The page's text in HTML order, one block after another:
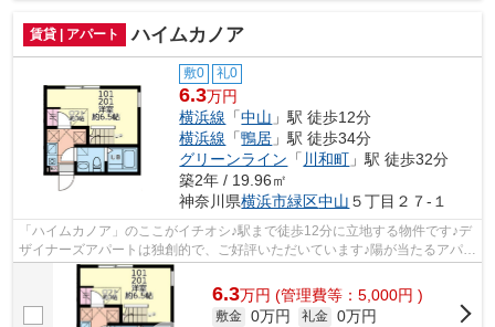
賃貸 | アパート ハイムカノア
敷0 礼0
6.3万円
横浜線 「中山 」駅 徒歩12分
横浜線 「鴨居 」駅 徒歩34分
グリーンライン 「 川和町 」駅 徒歩32分
築2年 / 19.96㎡
神奈川県横浜市緑区中山 ５丁目２７-１
「ハイムカノア」のここがイチオシ♪駅まで徒歩12分に立地する物件です♪デ
ザイナーズアパートは独創的で、ご好評いただいています♪陽が当たるアパー
トは湿気も少なく健康な毎日を過ごせ...
6.3万円 (管理費等：5,000円 )
敷金 0万円 礼金 0万円